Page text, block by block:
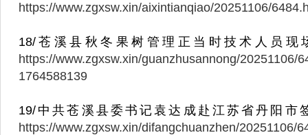
https://www.zgxsw.xin/aixintianqiao/20251106/
18/苍溪县秋冬果树管理正当时技术人员现
https://www.zgxsw.xin/guanzhusannong/20251106/
1764588139
19/中共苍溪县委书记袁达成赴江苏省丹阳市
https://www.zgxsw.xin/difangchuanzhen/20251106/